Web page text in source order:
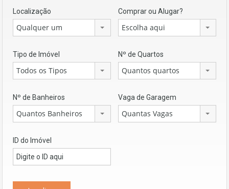
Localização
Qualquer um
Comprar ou Alugar?
Escolha aqui
Tipo de Imóvel
Todos os Tipos
Nº de Quartos
Quantos quartos
Nº de Banheiros
Quantos Banheiros
Vaga de Garagem
Quantas Vagas
ID do Imóvel